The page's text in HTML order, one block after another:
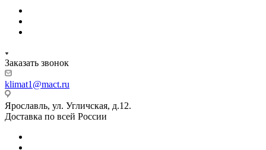
Заказать звонок
klimat1@mact.ru
Ярославль, ул. Угличская, д.12.
Доставка по всей России